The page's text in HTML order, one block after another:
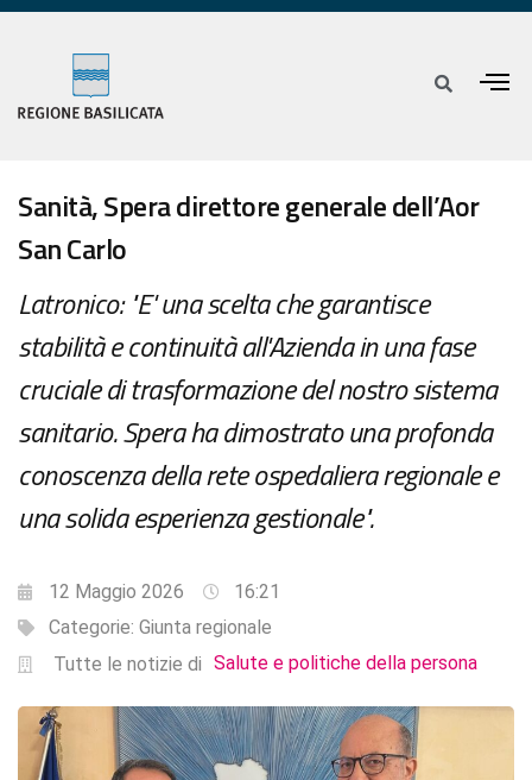
Sanità, Spera direttore generale dell’Aor
San Carlo
Latronico: "E' una scelta che garantisce
stabilità e continuità all'Azienda in una fase
cruciale di trasformazione del nostro sistema
sanitario. Spera ha dimostrato una profonda
conoscenza della rete ospedaliera regionale e
una solida esperienza gestionale".
12 Maggio 2026
16:21
Categorie: Giunta regionale
Tutte le notizie di Salute e politiche della persona